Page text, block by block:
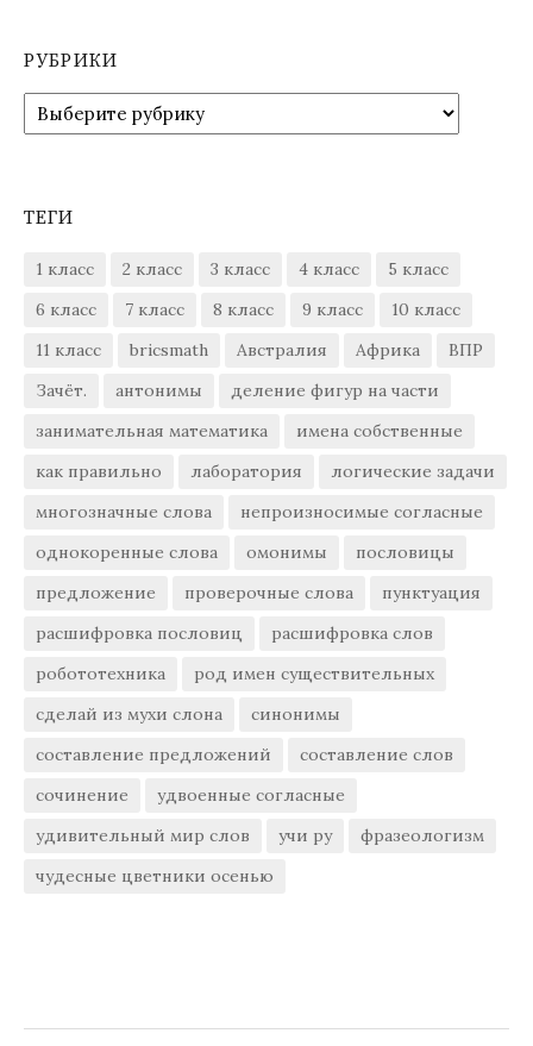
РУБРИКИ
Рубрики
ТЕГИ
1 класс 2 класс 3 класс 4 класс
5 класс
6 класс
7 класс 8 класс 9 класс
10 класс
11 класс
bricsmath Австралия Африка
ВПР
Зачёт.
антонимы
деление фигур на части
занимательная математика
имена собственные
как правильно
лаборатория
логические задачи
многозначные слова
непроизносимые согласные
однокоренные слова
омонимы
пословицы
предложение
проверочные слова
пунктуация
расшифровка пословиц
расшифровка слов
робототехника
род имен существительных
сделай из мухи слона
синонимы
составление предложений
составление слов
сочинение
удвоенные согласные
удивительный мир слов
учи ру
фразеологизм
чудесные цветники осенью